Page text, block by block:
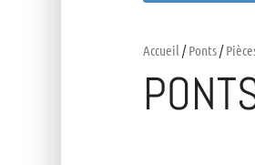
Accueil /Ponts/